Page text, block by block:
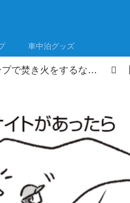
車中泊グッズ
キャンプで焚き火をするなら「知らなかった」ではすまされない！焚き火のルールとマナー〈準備~焚き火中~撤収まで〉